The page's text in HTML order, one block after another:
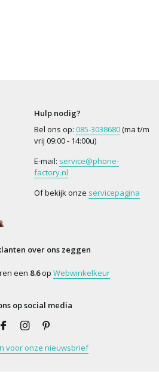
Hulp nodig?
Bel ons op: 085-3038680(ma t/m
vrij 09:00 - 14:00u)
E-mail: service@phone-
factory.nl
Of bekijk onze servicepagina
over ons zeggen
een 8.6op Webwinkelkeur
op social media
voor onze nieuwsbrief